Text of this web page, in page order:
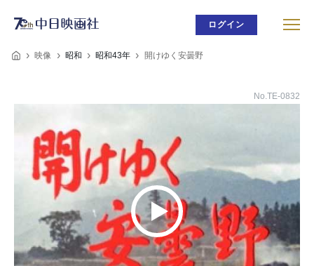
ログイン
映像 昭和 昭和43年 開けゆく安曇野
No.TE-0832